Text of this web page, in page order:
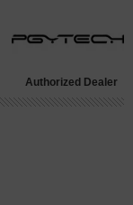
Authorized Dealer